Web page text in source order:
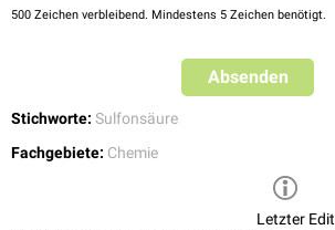
500 Zeichen verbleibend. Mindestens 5 Zeichen benötigt.
Absenden
Stichworte: Sulfonsäure
Fachgebiete: Chemie
Letzter